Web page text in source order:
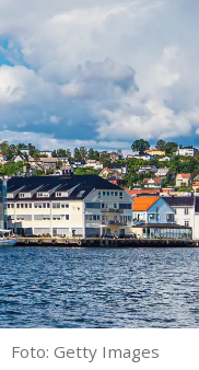
Foto: Getty Images